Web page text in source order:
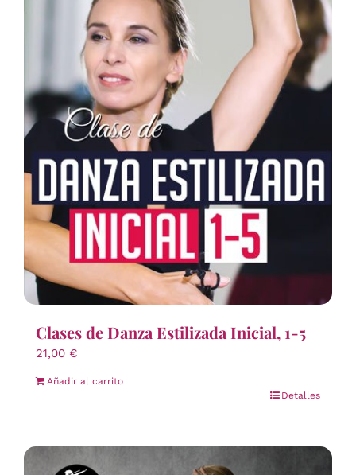
Clases de Danza Estilizada Inicial, 1-5
21,00 €
Añadir al carrito
Detalles